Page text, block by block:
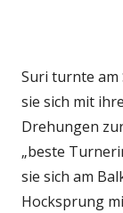
Suri turnte am
sie sich mit
Drehungen
„beste
sie sich am
Hocksprung